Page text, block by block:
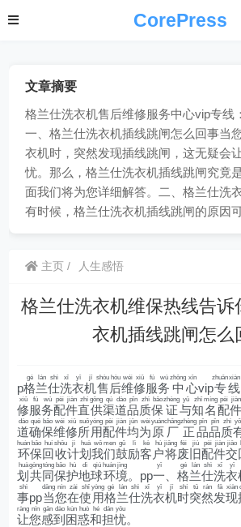
CorePress
文章摘要
格兰仕洗衣机售后维修服务中心vip专线
一、格兰仕洗衣机插线跳闸怎么回事当
衣机时，突然发现插线跳闸，这无疑会
忧。那么，格兰仕洗衣机插线跳闸究竟
面我们将为您详细解答。二、格兰仕洗
有时候，格兰仕洗衣机插线跳闸的原因
主页 人生感悟
格兰仕洗衣机维保热线告诉
衣机插线跳闸怎么
p格
gé
兰
lán
仕
shì
洗
xǐ
衣
yī
机
jī
售
shòu
后
hòu
维
wéi
修
xiū
服
fú
务
wù
中
zhōng
心
xīn
vip专
zhuān
线
xiàn
修
xiū
服
fú
务
wù
配
pèi
件
jiàn
直
zhí
供
gōng
渠
qú
道
dào
品
pǐn
质
zhì
保
bǎo
证
zhèng
与
yǔ
知
zhī
名
míng
配
pèi
件
jiàn
道
dào
确
què
保
bǎo
维
wéi
修
xiū
所
suǒ
用
yòng
配
pèi
件
jiàn
均
jūn
为
wèi
原
yuán
厂
chǎng
正
zhèng
品
pǐn
品
pǐn
质
zhì
环
huán
保
bǎo
回
huí
收
shōu
计
jì
划
huà
我
wǒ
们
men
鼓
gǔ
励
lì
客
kè
户
hù
将
jiāng
废
fèi
旧
jiù
配
pèi
件
jiàn
交
jiāo
划
huà
共
gòng
同
tóng
保
bǎo
护
hù
地
dì
球
qiú
环
huán
境
jìng
。pp一
yī
、格
gé
兰
lán
仕
shì
洗
xǐ
衣
yī
事
shì
pp当
dāng
您
nín
在
zài
使
shǐ
用
yòng
格
gé
兰
lán
仕
shì
洗
xǐ
衣
yī
机
jī
时
shí
突
tū
然
rán
发
fā
现
xiàn
让
ràng
您
nín
感
gǎn
到
dào
困
kùn
惑
huò
和
hé
担
dān
忧
yōu
。